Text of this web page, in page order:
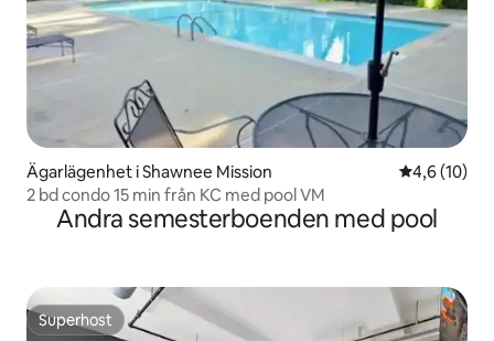
Ägarlägenhet i Shawnee Mission 4,6 av 5 i
4,6 (10)
2 bd condo 15 min från KC med pool VM
Andra semesterboenden med pool
Superhost
Superhost